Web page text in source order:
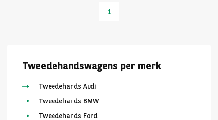
1
Tweedehandswagens per merk
Tweedehands Audi
Tweedehands BMW
Tweedehands Ford